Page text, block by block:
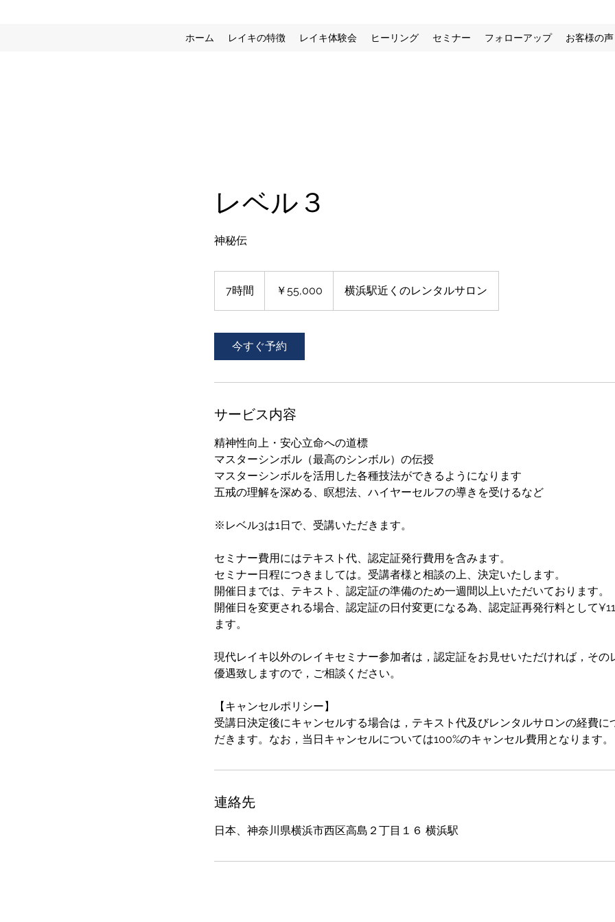
ホーム レイキの特徴 レイキ体験会 ヒーリング セミナー フォローアップ お客様の声
レベル３
神秘伝
7時間
時
￥55,000 横浜駅近くのレンタルサロン
今すぐ予約
サービス内容
精神性向上・安心立命への道標
マスターシンボル（最高のシンボル）の伝授
マスターシンボルを活用した各種技法ができるようになります
五戒の理解を深める、瞑想法、ハイヤーセルフの導きを受けるなど
※レベル3は1日で、受講いただきます。
セミナー費用にはテキスト代、認定証発行費用を含みます。
セミナー日程につきましては。受講者様と相談の上、決定いたします。
開催日までは、テキスト、認定証の準備のため一週間以上いただいております。
開催日を変更される場合、認定証の日付変更になる為、認定証再発行料として
ます。
現代レイキ以外のレイキセミナー参加者は，認定証をお見せいただければ，その
優遇致しますので，ご相談ください。
【キャンセルポリシー】
受講日決定後にキャンセルする場合は，テキスト代及びレンタルサロンの経費に
だきます。なお，当日キャンセルについては100%のキャンセル費用となります。
連絡先
日本、神奈川県横浜市西区高島２丁目１６ 横浜駅